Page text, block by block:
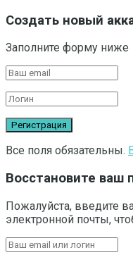
Создать новый
Заполните форму ниже
Все поля обязательны.
Восстановите ваш
Пожалуйста, введите
электронной почты,